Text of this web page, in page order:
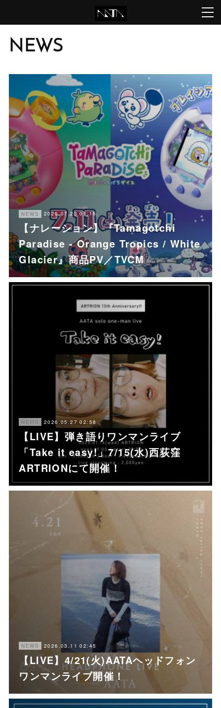
NEWS
NEWS 2026.07.23 01:15
【ナレーション】『Tamagotchi
Paradise - Orange Tropics / White
Glacier』商品PV／TVCM
NEWS 2026.05.27 02:58
【LIVE】弾き語りワンマンライブ
「Take it easy!」7/15(水)西荻窪
ARTRIONにて開催！
NEWS 2026.03.11 02:45
【LIVE】4/21(火)AATAヘッドフォン
ワンマンライブ開催！